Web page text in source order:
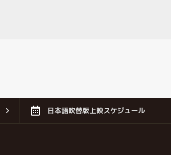
日本語吹替版上映スケジュール